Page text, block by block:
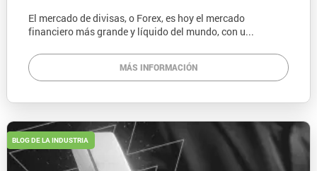
El mercado de divisas, o Forex, es hoy el mercado
financiero más grande y líquido del mundo, con u...
MÁS INFORMACIÓN
BLOG DE LA INDUSTRIA